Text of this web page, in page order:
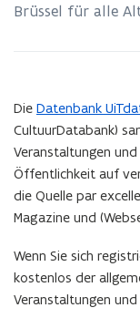
Freizeitangebot
Flandern
f
t
i
n
n
e
e
m
F
Brüssel für alle
Die Datenbank
(
ö
f
f
n
e
i
n
n
CultuurDatabank)
Veranstaltungen
Öffentlichkeit auf
die Quelle par
Magazine und
Wenn Sie sich
kostenlos der
Veranstaltungen